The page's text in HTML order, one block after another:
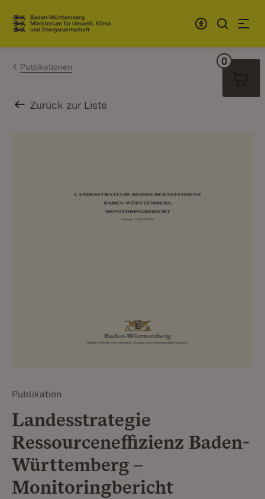
Zum Inhalt springen
Link zur Startseite
Publikationen
Zurück zur Liste
Publikation
Landesstrategie
Ressourceneffizienz Baden-
Württemberg –
Monitoringbericht
0